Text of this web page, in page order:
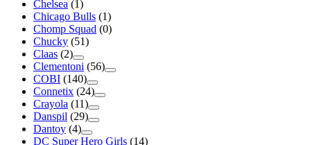
Chelsea (1)
Chicago Bulls (1)
Chomp Squad (0)
Chucky (51)
Claas (2)
Clementoni (56)
COBI (140)
Connetix (24)
Crayola (11)
Danspil (29)
Dantoy (4)
DC Super Hero Girls (14)